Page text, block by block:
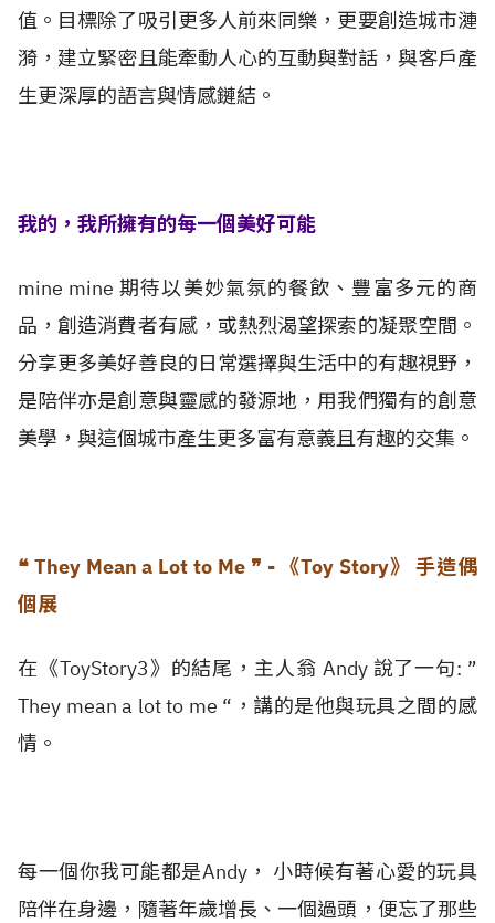
值。目標除了吸引更多人前來同樂，更要創造城市漣
漪，建立緊密且能牽動人心的互動與對話，與客戶產
生更深厚的語言與情感鏈結。
我的，我所擁有的每一個美好可能
mine mine 期待以美妙氣氛的餐飲、豐富多元的商
品，創造消費者有感，或熱烈渴望探索的凝聚空間。
分享更多美好善良的日常選擇與生活中的有趣視野，
是陪伴亦是創意與靈感的發源地，用我們獨有的創意
美學，與這個城市產生更多富有意義且有趣的交集。
❝ They Mean a Lot to Me ❞ - 《Toy Story》 手造偶
個展
在《ToyStory3》的結尾，主人翁 Andy 說了一句: ”
They mean a lot to me “，講的是他與玩具之間的感
情。
每一個你我可能都是Andy， 小時候有著心愛的玩具
陪伴在身邊，隨著年歲增長、一個過頭，便忘了那些